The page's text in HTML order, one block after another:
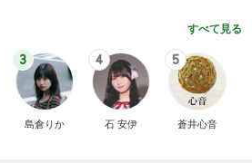
すべて見る
3
島倉りか
4
石 安伊
5
蒼井心音